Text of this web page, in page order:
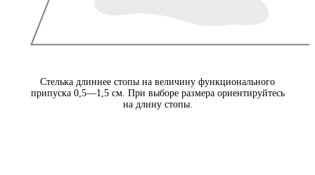
Стелька длиннее стопы на величину функционального
припуска 0,5—1,5 см. При выборе размера ориентируйтесь
на длину стопы.